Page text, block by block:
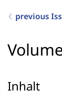
previous
Inhalt